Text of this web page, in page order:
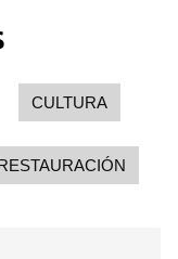
has de
CANCELAR
CULTURA